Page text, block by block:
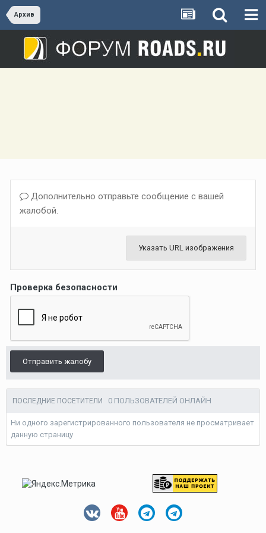
Архив
Дополнительно отправьте сообщение с вашей
жалобой.
Указать URL изображения
Проверка безопасности
Отправить жалобу
ПОСЛЕДНИЕ ПОСЕТИТЕЛИ 0 ПОЛЬЗОВАТЕЛЕЙ ОНЛАЙН
Ни одного зарегистрированного пользователя не просматривает
данную страницу